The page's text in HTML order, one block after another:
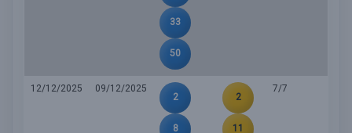
33
50
12/12/2025
09/12/2025
2
8
2
11
7/7